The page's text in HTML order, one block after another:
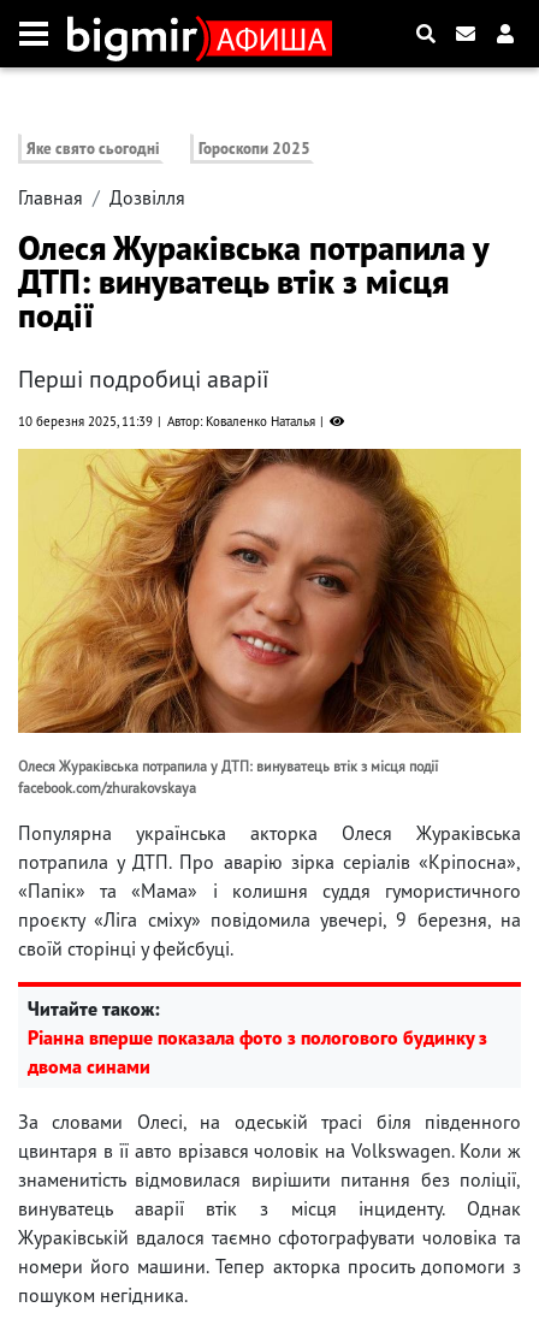
Яке свято сьогодні Гороскопи 2025
Главная Дозвілля
Олеся Жураківська потрапила у
ДТП: винуватець втік з місця
події
Перші подробиці аварії
10 березня 2025, 11:39 Автор: Коваленко Наталья
Олеся Жураківська потрапила у ДТП: винуватець втік з місця події
facebook.com/zhurakovskaya
Популярна українська акторка Олеся Жураківська
потрапила у ДТП. Про аварію зірка серіалів «Кріпосна»,
«Папік» та «Мама» і колишня суддя гумористичного
проєкту «Ліга сміху» повідомила увечері, 9 березня, на
своїй сторінці у фейсбуці.
Читайте також:
Ріанна вперше показала фото з пологового будинку з
двома синами
За словами Олесі, на одеській трасі біля південного
цвинтаря в її авто врізався чоловік на Volkswagen. Коли ж
знаменитість відмовилася вирішити питання без поліції,
винуватець аварії втік з місця інциденту. Однак
Жураківській вдалося таємно сфотографувати чоловіка та
номери його машини. Тепер акторка просить допомоги з
пошуком негідника.